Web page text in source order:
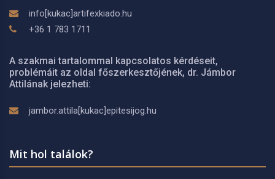
info[kukac]artifexkiado.hu
+36 1 783 1711
A szakmai tartalommal kapcsolatos kérdéseit,
problémáit az oldal főszerkesztőjének, dr. Jámbor
Attilának jelezheti:
jambor.attila[kukac]epitesijog.hu
Mit hol találok?